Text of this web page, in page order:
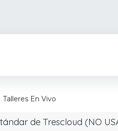
Talleres En Vivo
de Trescloud (NO